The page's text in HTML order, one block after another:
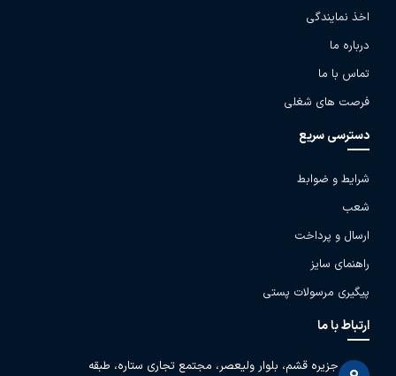
اخذ نمایندگی
درباره ما
تماس با ما
فرصت های شغلی
دسترسی سریع
شرایط و ضوابط
شعب
ارسال و پرداخت
راهنمای سایز
پیگیری مرسولات پستی
ارتباط با ما
جزیره قشم، بلوار ولیعصر، مجتمع تجاری ستاره، طبقه